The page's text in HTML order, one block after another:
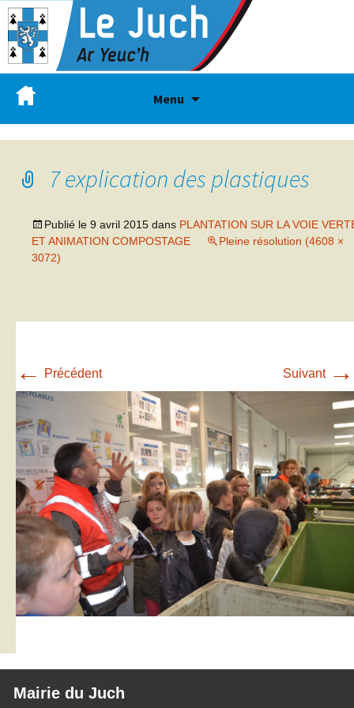
Menu
7 explication des plastiques
Publié le 9 avril 2015 dans PLANTATION SUR LA VOIE
ET ANIMATION COMPOSTAGE
Pleine résolution (4608 ×
3072)
← Précédent Suivant →
Mairie du Juch